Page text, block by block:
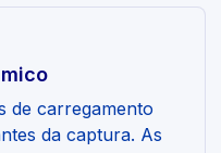
de carregamento
da captura. As